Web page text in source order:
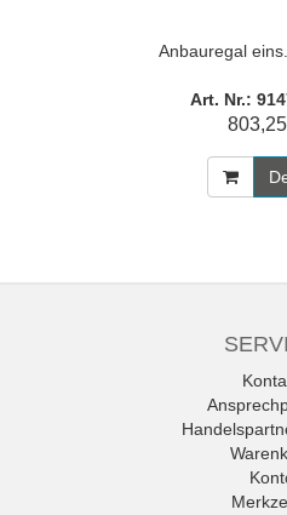
Anbauregal
Art. Nr.: